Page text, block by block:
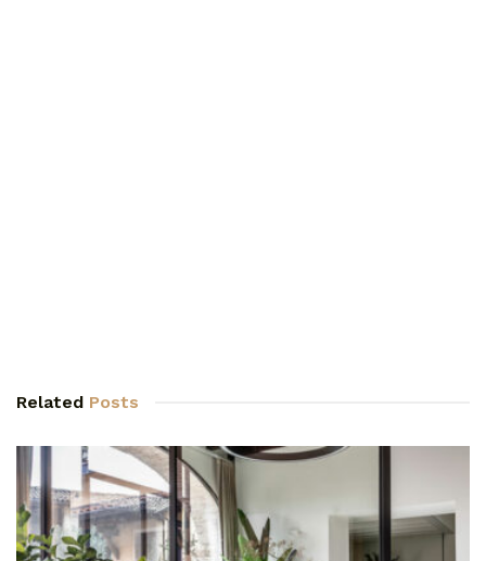
Related Posts